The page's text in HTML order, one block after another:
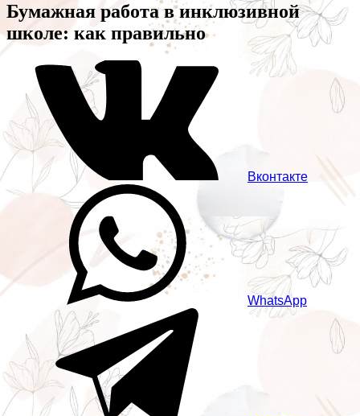
Бумажная работа в инклюзивной
школе: как правильно
Вконтакте
WhatsApp